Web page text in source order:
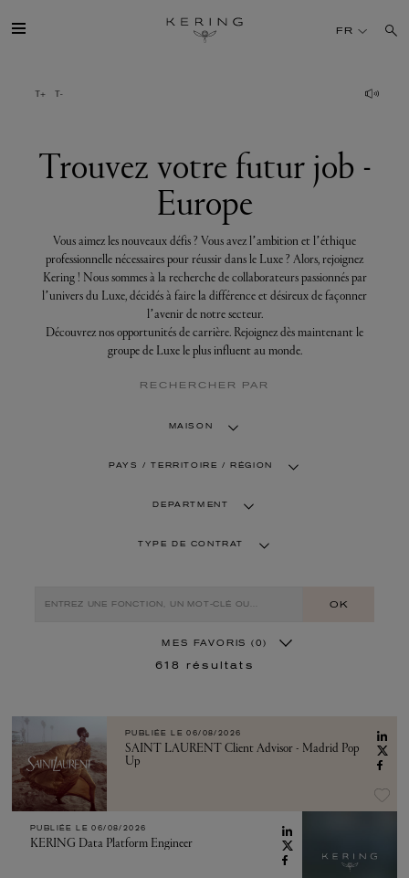
votre
futur
DÉV. DURABLE
FINANCE
PRESSE
FR
Trouvez votre futur job -
Europe
Vous aimez les nouveaux défis ? Vous avez l’ambition et l’éthique
professionnelle nécessaires pour réussir dans le Luxe ? Alors, rejoignez
Kering ! Nous sommes à la recherche de collaborateurs passionnés par
l’univers du Luxe, décidés à faire la différence et désireux de façonner
l’avenir de notre secteur.
Découvrez nos opportunités de carrière. Rejoignez dès maintenant le
groupe de Luxe le plus influent au monde.
RECHERCHER PAR
MAISON
PAYS / TERRITOIRE / RÉGION
DEPARTMENT
TYPE DE CONTRAT
OK
MES FAVORIS (0)
618 résultats
PUBLIÉE LE 06/08/2026
SAINT LAURENT Client Advisor - Madrid Pop
Up
PUBLIÉE LE 06/08/2026
KERING Data Platform Engineer